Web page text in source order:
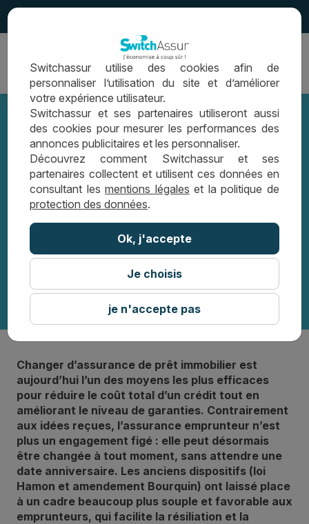
Ouvrir
navigation
Comment changer d’assurance de
prêt immobilier ?
LES CONSEILS SWITCHASSUR
COMMENT CHANGER D’ASSURANCE DE
PRÊT IMMOBILIER ?
Changer d’assurance de prêt immobilier est
aujourd’hui l’un des moyens les plus efficaces
pour réduire le coût total d’un crédit tout en
améliorant le niveau de garanties. Contrairement
aux idées reçues, l’assurance emprunteur n’est
plus un engagement figé : elle peut désormais
être changée à tout moment, sans attendre une
date anniversaire. Les anciens dispositifs (loi
Hamon et amendement Bourquin) ont laissé place
à un cadre beaucoup plus souple et favorable aux
emprunteurs, qui facilite la résiliation et la
Switchassur utilise des cookies afin de
personnaliser l’utilisation du site et d’améliorer
votre expérience utilisateur.
Switchassur et ses partenaires utiliseront aussi
des cookies pour mesurer les performances des
annonces publicitaires et les personnaliser.
Découvrez comment Switchassur et ses
partenaires collectent et utilisent ces données en
consultant lesmentions légales et la politique de
protection des données.
Ok, j'accepte
Je choisis
je n'accepte pas